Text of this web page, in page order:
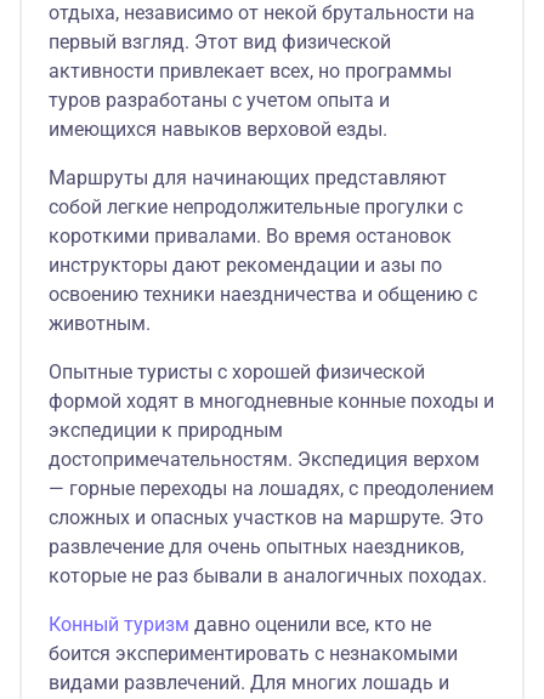
отдыха, независимо от некой брутальности на
первый взгляд. Этот вид физической
активности привлекает всех, но программы
туров разработаны с учетом опыта и
имеющихся навыков верховой езды.
Маршруты для начинающих представляют
собой легкие непродолжительные прогулки с
короткими привалами. Во время остановок
инструкторы дают рекомендации и азы по
освоению техники наездничества и общению с
животным.
Опытные туристы с хорошей физической
формой ходят в многодневные конные походы и
экспедиции к природным
достопримечательностям. Экспедиция верхом
— горные переходы на лошадях, с преодолением
сложных и опасных участков на маршруте. Это
развлечение для очень опытных наездников,
которые не раз бывали в аналогичных походах.
Конный туризм давно оценили все, кто не
боится экспериментировать с незнакомыми
видами развлечений. Для многих лошадь и